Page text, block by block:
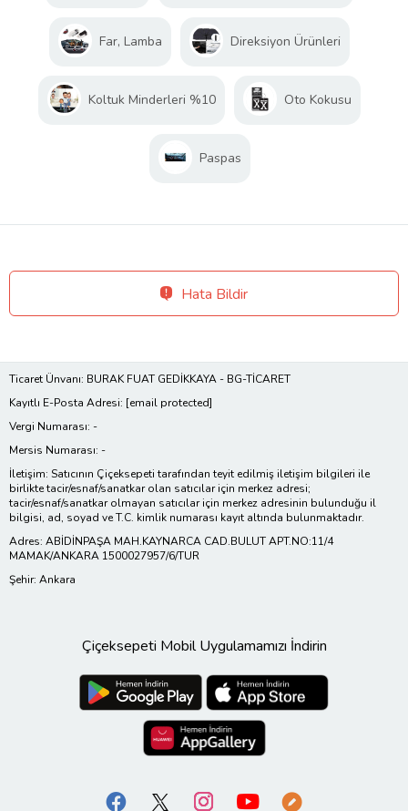
Far, Lamba Direksiyon Ürünleri
Koltuk Minderleri %10 Oto Kokusu
Paspas
Hata Bildir
Ticaret Ünvanı: BURAK FUAT GEDİKKAYA - BG-TİCARET
Kayıtlı E-Posta Adresi: [email protected]
Vergi Numarası: -
Mersis Numarası: -
İletişim: Satıcının Çiçeksepeti tarafından teyit edilmiş iletişim bilgileri ile
birlikte tacir/esnaf/sanatkar olan satıcılar için merkez adresi;
tacir/esnaf/sanatkar olmayan satıcılar için merkez adresinin bulunduğu il
bilgisi, ad, soyad ve T.C. kimlik numarası kayıt altında bulunmaktadır.
Adres: ABİDİNPAŞA MAH.KAYNARCA CAD.BULUT APT.NO:11/4
MAMAK/ANKARA 1500027957/6/TUR
Şehir: Ankara
Çiçeksepeti Mobil Uygulamamızı İndirin